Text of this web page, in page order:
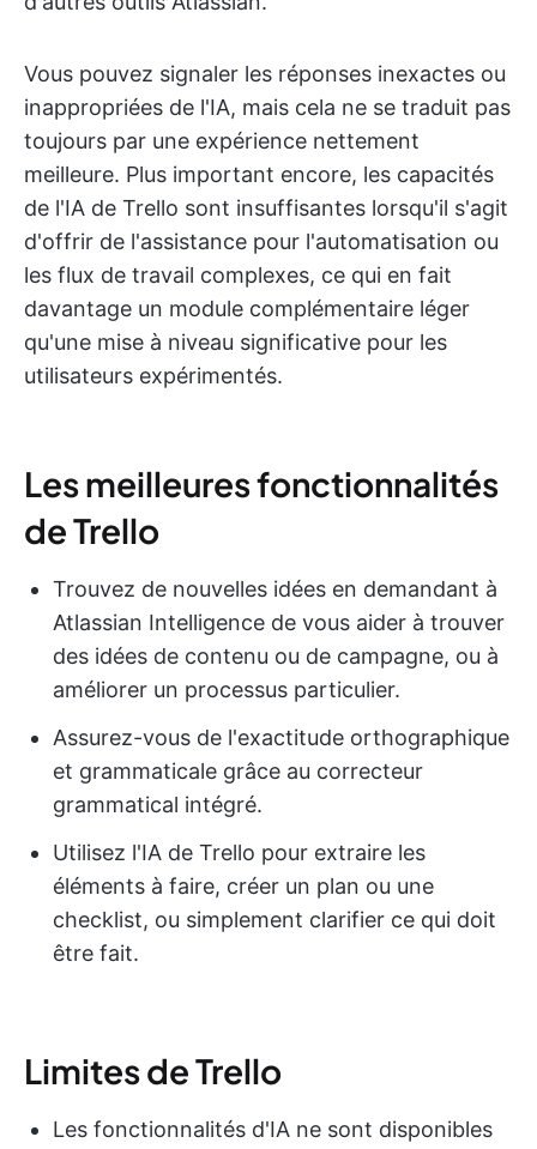
Vous pouvez signaler les réponses inexactes ou
inappropriées de l'IA, mais cela ne se traduit pas
toujours par une expérience nettement
meilleure. Plus important encore, les capacités
de l'IA de Trello sont insuffisantes lorsqu'il s'agit
d'offrir de l'assistance pour l'automatisation ou
les flux de travail complexes, ce qui en fait
davantage un module complémentaire léger
qu'une mise à niveau significative pour les
utilisateurs expérimentés.
Les meilleures fonctionnalités
de Trello
Trouvez de nouvelles idées en demandant à
Atlassian Intelligence de vous aider à trouver
des idées de contenu ou de campagne, ou à
améliorer un processus particulier.
Assurez-vous de l'exactitude orthographique
et grammaticale grâce au correcteur
grammatical intégré.
Utilisez l'IA de Trello pour extraire les
éléments à faire, créer un plan ou une
checklist, ou simplement clarifier ce qui doit
être fait.
Limites de Trello
Les fonctionnalités d'IA ne sont disponibles